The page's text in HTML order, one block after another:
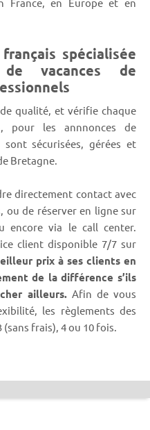
France, en Europe et en
spécialisée
vacances de
qualité, et vérifie chaque
pour les annnonces de
sécurisées, gérées et
Bretagne.
directement contact avec
ou de réserver en ligne sur
encore via le call center.
client disponible 7/7 sur
prix à ses clients en
de la différence s’ils
ailleurs. Afin de vous
les règlements des
frais), 4 ou 10 fois.